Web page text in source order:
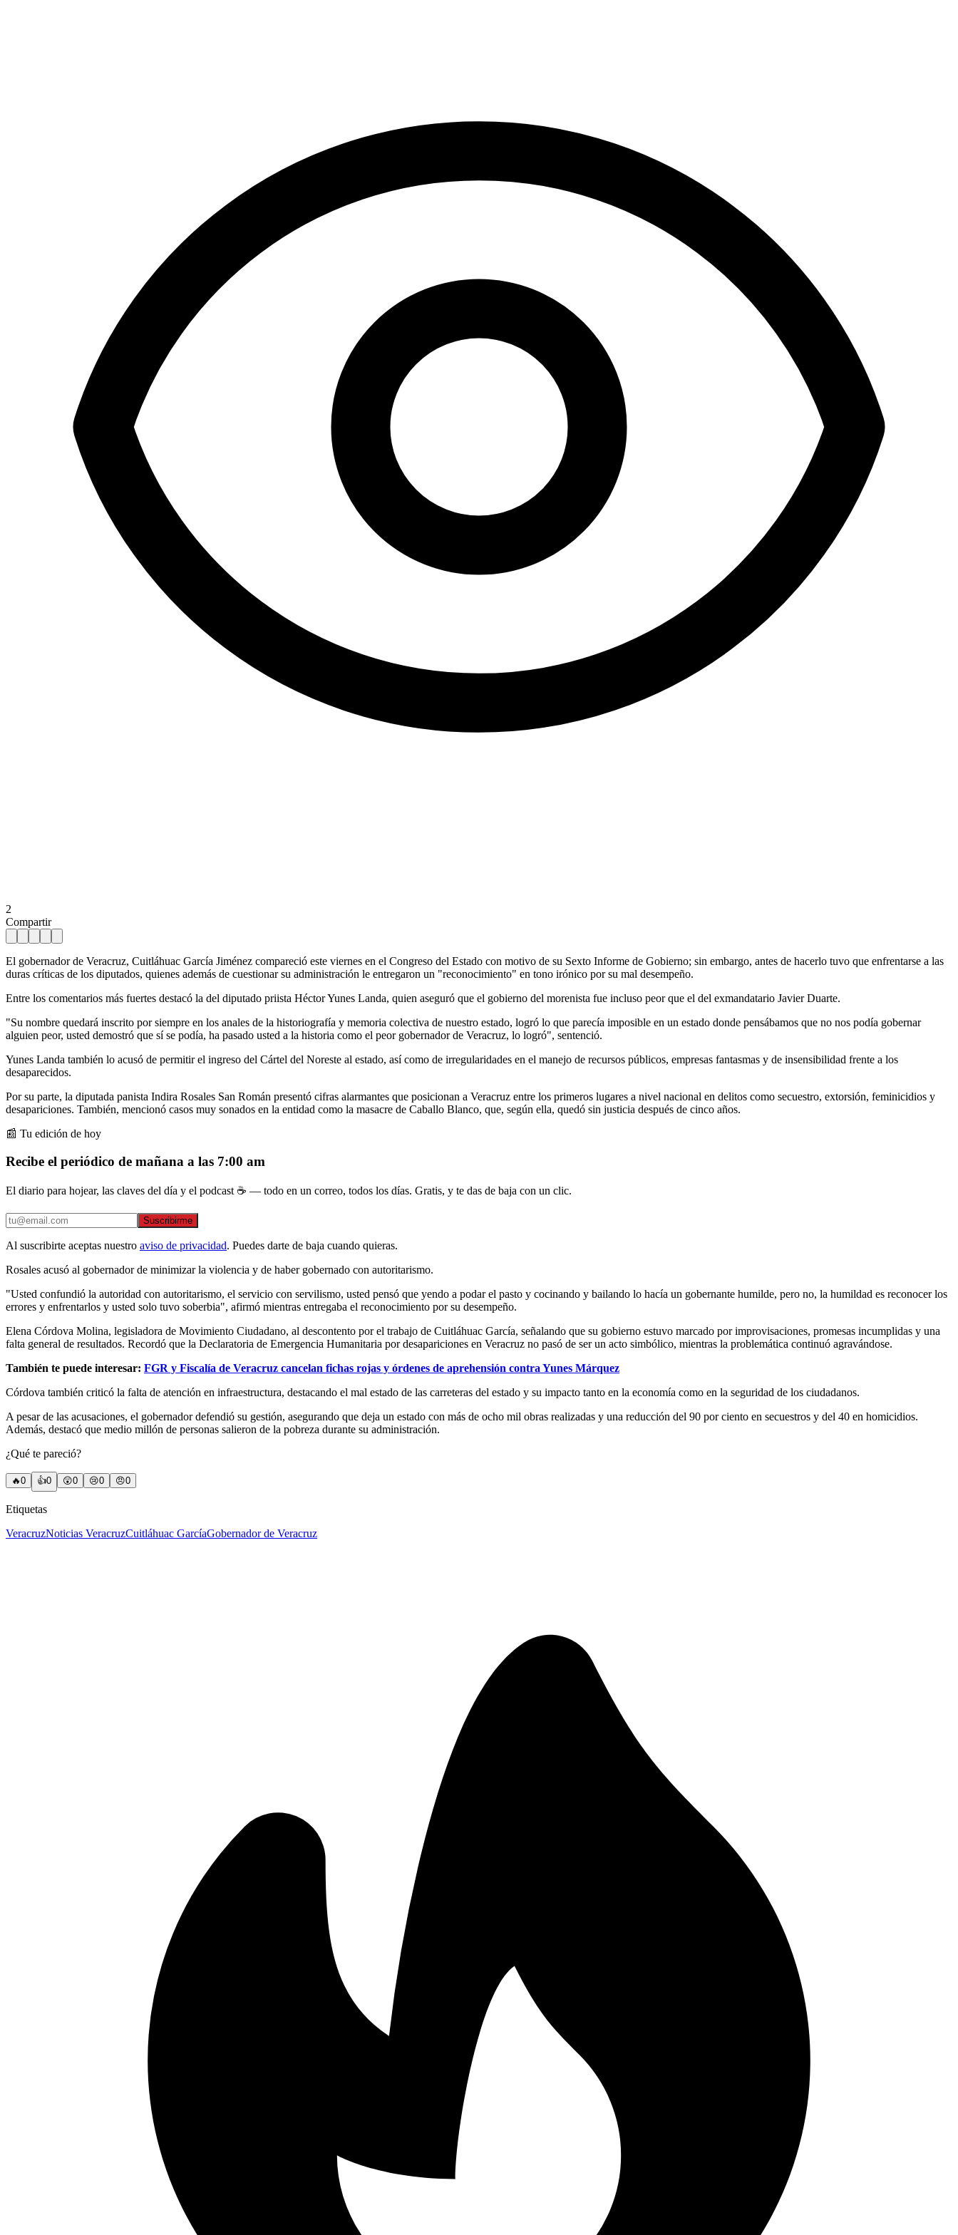
2
Compartir
El gobernador de Veracruz, Cuitláhuac García Jiménez compareció este viernes en el Congreso del Estado con motivo de su Sexto Informe de Gobierno; sin embargo, antes de hacerlo tuvo que enfrentarse a las
duras críticas de los diputados, quienes además de cuestionar su administración le entregaron un "reconocimiento" en tono irónico por su mal desempeño.
Entre los comentarios más fuertes destacó la del diputado priista Héctor Yunes Landa, quien aseguró que el gobierno del morenista fue incluso peor que el del exmandatario Javier Duarte.
"Su nombre quedará inscrito por siempre en los anales de la historiografía y memoria colectiva de nuestro estado, logró lo que parecía imposible en un estado donde pensábamos que no nos podía gobernar
alguien peor, usted demostró que sí se podía, ha pasado usted a la historia como el peor gobernador de Veracruz, lo logró", sentenció.
Yunes Landa también lo acusó de permitir el ingreso del Cártel del Noreste al estado, así como de irregularidades en el manejo de recursos públicos, empresas fantasmas y de insensibilidad frente a los
desaparecidos.
Por su parte, la diputada panista Indira Rosales San Román presentó cifras alarmantes que posicionan a Veracruz entre los primeros lugares a nivel nacional en delitos como secuestro, extorsión, feminicidios y
desapariciones. También, mencionó casos muy sonados en la entidad como la masacre de Caballo Blanco, que, según ella, quedó sin justicia después de cinco años.
📰 Tu edición de hoy
Recibe el periódico de mañana a las 7:00 am
El diario para hojear, las claves del día y el podcast ☕ — todo en un correo, todos los días. Gratis, y te das de baja con un clic.
Suscribirme
Al suscribirte aceptas nuestro aviso de privacidad. Puedes darte de baja cuando quieras.
Rosales acusó al gobernador de minimizar la violencia y de haber gobernado con autoritarismo.
"Usted confundió la autoridad con autoritarismo, el servicio con servilismo, usted pensó que yendo a podar el pasto y cocinando y bailando lo hacía un gobernante humilde, pero no, la humildad es reconocer los
errores y enfrentarlos y usted solo tuvo soberbia", afirmó mientras entregaba el reconocimiento por su desempeño.
Elena Córdova Molina, legisladora de Movimiento Ciudadano, al descontento por el trabajo de Cuitláhuac García, señalando que su gobierno estuvo marcado por improvisaciones, promesas incumplidas y una
falta general de resultados. Recordó que la Declaratoria de Emergencia Humanitaria por desapariciones en Veracruz no pasó de ser un acto simbólico, mientras la problemática continuó agravándose.
También te puede interesar: FGR y Fiscalía de Veracruz cancelan fichas rojas y órdenes de aprehensión contra Yunes Márquez
Córdova también criticó la falta de atención en infraestructura, destacando el mal estado de las carreteras del estado y su impacto tanto en la economía como en la seguridad de los ciudadanos.
A pesar de las acusaciones, el gobernador defendió su gestión, asegurando que deja un estado con más de ocho mil obras realizadas y una reducción del 90 por ciento en secuestros y del 40 en homicidios.
Además, destacó que medio millón de personas salieron de la pobreza durante su administración.
¿Qué te pareció?
🔥0 👍0 😲0 😢0 😠0
Etiquetas
VeracruzNoticias VeracruzCuitláhuac GarcíaGobernador de Veracruz